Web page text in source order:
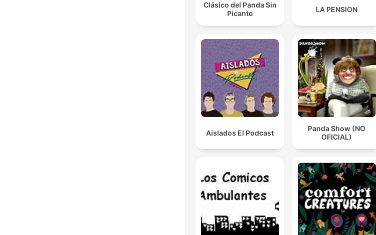
Clásico del Panda Sin
Picante
LA PENSION
Aislados El Podcast
Panda Show (NO
OFICIAL)